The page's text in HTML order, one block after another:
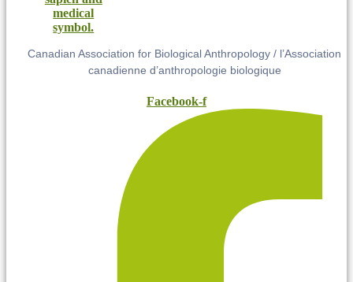
Canadian Association for Biological Anthropology / l’Association
canadienne d’anthropologie biologique
Facebook-f